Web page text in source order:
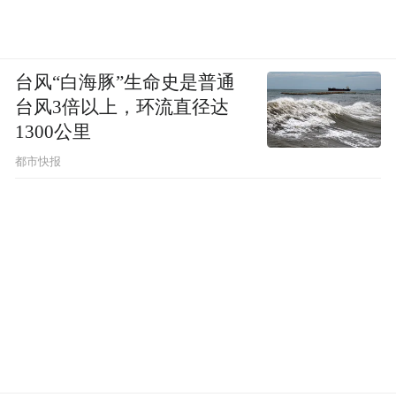
台风“白海豚”生命史是普通
台风3倍以上，环流直径达
1300公里
都市快报